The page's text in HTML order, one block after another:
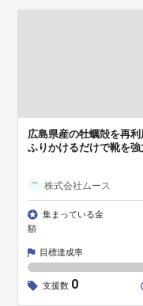
広島県産の牡蠣殻を再利
ふりかけるだけで靴を強
株式会社ムース
集まっている金
額
目標達成率
支援数 0